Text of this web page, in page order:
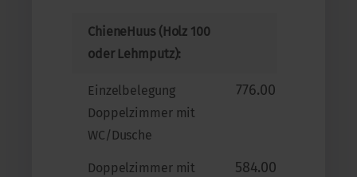
ChieneHuus (Holz 100
oder Lehmputz):
Einzelbelegung
Doppelzimmer mit
WC/Dusche
776.00
Doppelzimmer mit
584.00